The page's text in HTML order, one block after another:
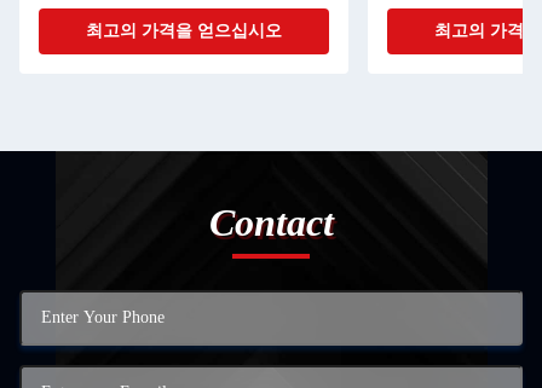
최고의 가격을 얻으십시오 최고의 가격
Contact